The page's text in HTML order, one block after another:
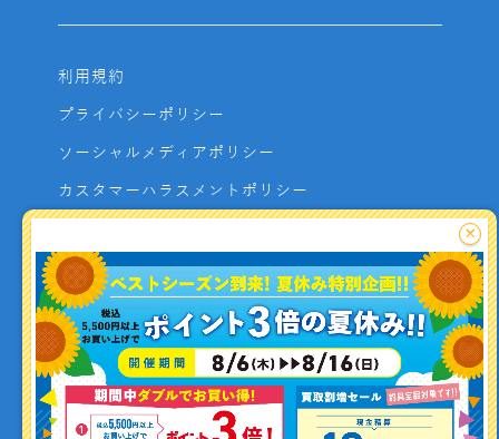
釣り情報を
投稿する
利用規約
プライバシーポリシー
ソーシャルメディアポリシー
カスタマーハラスメントポリシー
よくあるご質問
お問い合わせ
利用者資金の保全方法
×